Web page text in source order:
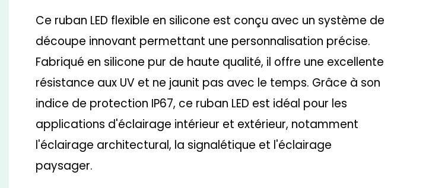
Ce ruban LED flexible en silicone est conçu avec un système de
découpe innovant permettant une personnalisation précise.
Fabriqué en silicone pur de haute qualité, il offre une excellente
résistance aux UV et ne jaunit pas avec le temps. Grâce à son
indice de protection IP67, ce ruban LED est idéal pour les
applications d'éclairage intérieur et extérieur, notamment
l'éclairage architectural, la signalétique et l'éclairage
paysager.